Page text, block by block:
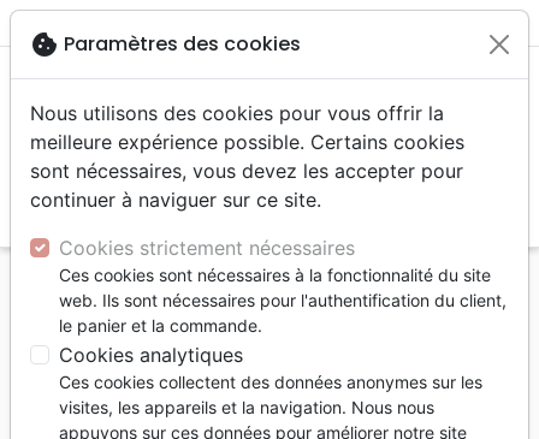
menu
Accueil Livres
Famille, couple
Mère à la dérive voudrait rendre son tablier
Mère à la dérive voudrait rendre son
tablier
cookie Paramètres des cookies
Nous utilisons des cookies pour vous offrir la
meilleure expérience possible. Certains cookies
sont nécessaires, vous devez les accepter pour
continuer à naviguer sur ce site.
Cookies strictement nécessaires
Ces cookies sont nécessaires à la fonctionnalité du site
web. Ils sont nécessaires pour l'authentification du client,
le panier et la commande.
Cookies analytiques
Ces cookies collectent des données anonymes sur les
visites, les appareils et la navigation. Nous nous
appuyons sur ces données pour améliorer notre site